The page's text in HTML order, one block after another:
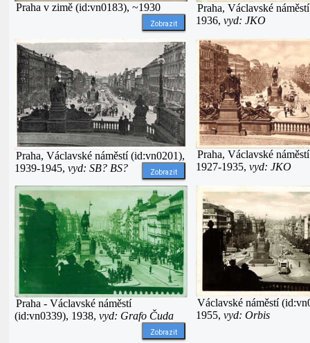
Praha v zimě (id:vn0183), ~1930
Zobrazit
Praha, Václavské
1936, vyd: JKO
Praha, Václavské náměstí (id:vn0201),
1939-1945, vyd: SB? BS? Zobrazit
Praha, Václavské
1927-1935, vyd: JKO
Praha - Václavské náměstí
(id:vn0339), 1938, vyd: Grafo Čuda
Zobrazit
Václavské náměstí
1955, vyd: Orbis